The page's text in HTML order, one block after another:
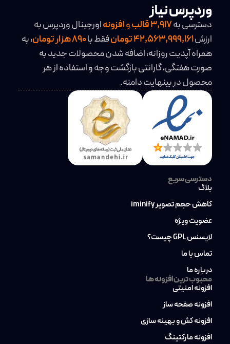
وردپرس نیاز
دسترسی به3,917قالبوافزونهاورجینال وردپرس به
ارزش42,563,999,161 تومان فقط با
، به
همراه آپدیت روزانه، اضافه شدن محصولات جدید به
صورت هفتگی، گارانتی بازگشت وجه و استفاده از هر
محصول در بینهایت دامنه.
دسترسی سریع
بلاگ
کاهش حجم تصویر iminify
عضویت ویژه
لایسنس GPL چیست؟
تماس با ما
درباره ما
محبوب ترین افزونه ها
افزونه امنیتی
افزونه صفحه ساز
افزونه کش و بهینه سازی
افزونه مارکتینگ